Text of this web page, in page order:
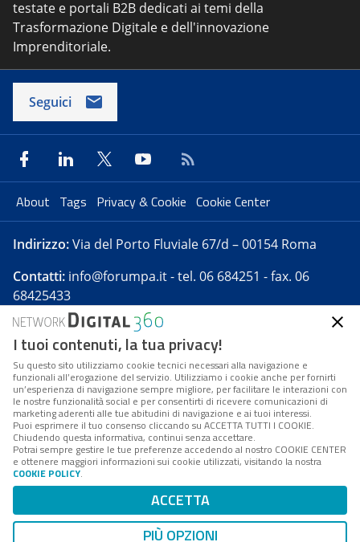
testate e portali B2B dedicati ai temi della
Trasformazione Digitale e dell'innovazione
Imprenditoriale.
Seguici
About Tags Privacy & Cookie Cookie Center
Indirizzo:Via del Porto Fluviale 67/d – 00154 Roma
Contatti: info@forumpa.it- tel. 06 684251 - fax. 06
68425433
Forumpa.itè una pubblicazione telematica iscritta
presso Registro della stampa del Tribunale di Roma -
Reg. n. 182 del 2 maggio 2008 - Direttore resp. Michela
Stentella
FPA s.r.l. è società soggetta a Direzione e
Coordinamento da parte di Digital360 S.p.A. - FPA s.r.l.
è un'azienda certificata per il sistema di management
Codice Fiscale/Partita IVA n. 10693191008 - R.E.A. Roma
n. 1249791. ISP AWS
Mappa del sito
I tuoi contenuti, la tua privacy!
Su questo sito utilizziamo cookie tecnici necessari alla navigazione e
funzionali all’erogazione del servizio. Utilizziamo i cookie anche per fornirti
un’esperienza di navigazione sempre migliore, per facilitare le interazioni con
le nostre funzionalità social e per consentirti di ricevere comunicazioni di
marketing aderenti alle tue abitudini di navigazione e ai tuoi interessi.
Puoi esprimere il tuo consenso cliccando su ACCETTA TUTTI I COOKIE.
Chiudendo questa informativa, continui senza accettare.
Potrai sempre gestire le tue preferenze accedendo al nostro COOKIE CENTER
e ottenere maggiori informazioni sui cookie utilizzati, visitando la nostra
COOKIE POLICY.
ACCETTA
PIÙ OPZIONI